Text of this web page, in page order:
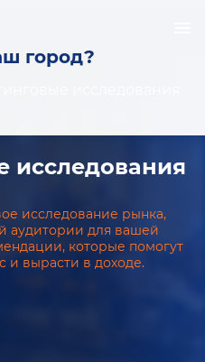
город?
исследования
исследования
исследование рынка,
аудитории для вашей
которые помогут
и вырасти в доходе.